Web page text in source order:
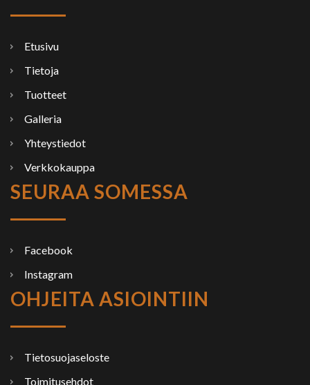
Etusivu
Tietoja
Tuotteet
Galleria
Yhteystiedot
Verkkokauppa
SEURAA SOMESSA
Facebook
Instagram
OHJEITA ASIOINTIIN
Tietosuojaseloste
Toimitusehdot